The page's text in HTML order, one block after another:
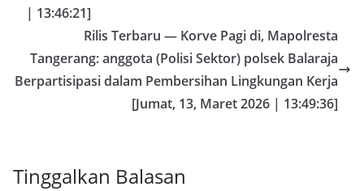
| 13:46:21]
Rilis Terbaru — Korve Pagi di, Mapolresta
Tangerang: anggota (Polisi Sektor) polsek Balaraja
Berpartisipasi dalam Pembersihan Lingkungan Kerja
[Jumat, 13, Maret 2026 | 13:49:36]
Tinggalkan Balasan